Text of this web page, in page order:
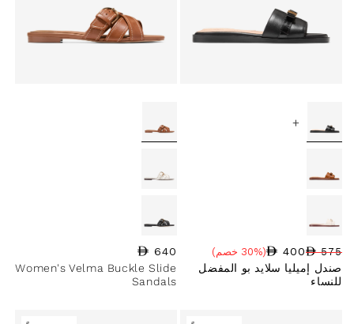
+
السعر العادي
575
سعر البيع
400
نسبة الخصم
(30% خصم)
صندل إميليا سلايد بو المفضل
للنساء
السعر العادي
640
Women's Velma Buckle Slide
Sandals